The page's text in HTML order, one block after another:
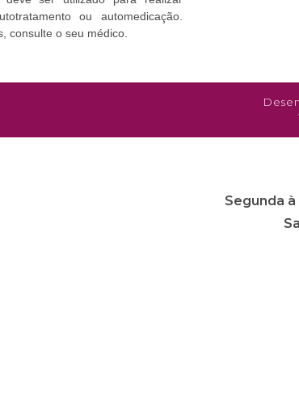
ou automedicação.
consulte o seu médico.
Segunda